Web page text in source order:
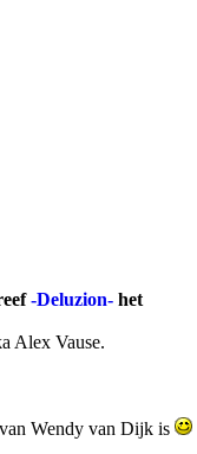
-Deluzion- het
Alex Vause.
Wendy van Dijk is